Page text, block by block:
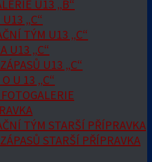
U13 „B“
„C“
TÝM U13 „C“
U13 „C“
U13 „C“
U 13 „C“
TÝM STARŠÍ PŘÍPRAVKA
STARŠÍ PŘÍPRAVKA